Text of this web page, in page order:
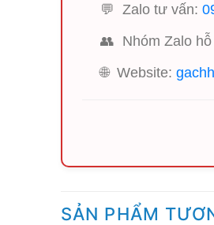
💬 Zalo tư vấn:
👥 Nhóm Zalo
🌐 Website:
SẢN PHẨM